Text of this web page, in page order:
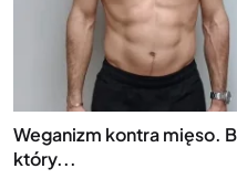
Weganizm kontra mięso.
który...